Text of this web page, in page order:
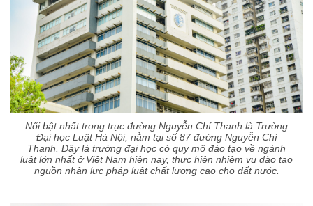
Nổi bật nhất trong trục đường Nguyễn Chí Thanh là Trường
Đại học Luật Hà Nội, nằm tại số 87 đường Nguyễn Chí
Thanh. Đây là trường đại học có quy mô đào tạo về ngành
luật lớn nhất ở Việt Nam hiện nay, thực hiện nhiệm vụ đào tạo
nguồn nhân lực pháp luật chất lượng cao cho đất nước.